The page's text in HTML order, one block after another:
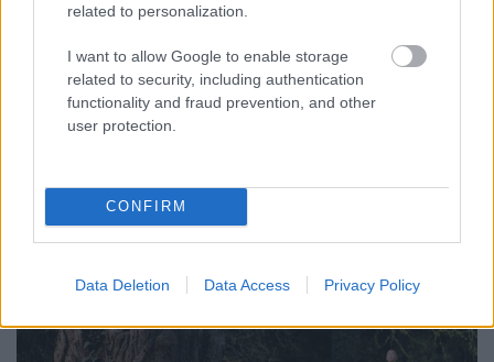
related to personalization.
I want to allow Google to enable storage
related to security, including authentication
functionality and fraud prevention, and other
user protection.
CONFIRM
Data Deletion Data Access Privacy Policy
Beszédfoszlányok és minimalista kíséret - Ben Vida
lemezén látszólag szinte semmi sem történik, mégis
megbabonázó, és mond valamit a nyelv ...